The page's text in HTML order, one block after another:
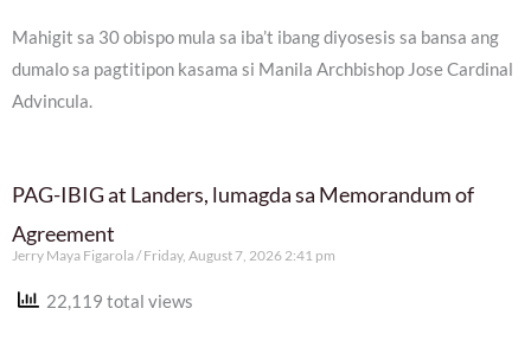
Mahigit sa 30 obispo mula sa iba’t ibang diyosesis sa bansa ang
dumalo sa pagtitipon kasama si Manila Archbishop Jose Cardinal
Advincula.
PAG-IBIG at Landers, lumagda sa Memorandum of
Agreement
Jerry Maya Figarola Friday, August 7, 2026 2:41 pm
22,119 total views